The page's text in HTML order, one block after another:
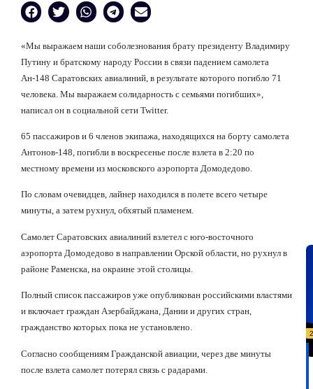
«Мы выражаем наши соболезнования брату президенту Владимиру
Путину и братскому народу России в связи падением самолета
Ан-148 Саратовских авиалиний, в результате которого погибло 71
человека. Мы выражаем солидарность с семьями погибших»,
написал он в социальной сети Twitter.
65 пассажиров и 6 членов экипажа, находящихся на борту самолета
Антонов-148, погибли в воскресенье после взлета в 2:20 по
местному времени из московского аэропорта Домодедово.
По словам очевидцев, лайнер находился в полете всего четыре
минуты, а затем рухнул, обхятый пламенем.
Самолет Саратовских авиалиний взлетел с юго-восточного
аэропорта Домодедово в направлении Орской области, но рухнул в
районе Раменска, на окраине этой столицы.
Полный список пассажиров уже опубликован российскими властями
и включает граждан Азербайджана, Дании и других стран,
гражданство которых пока не установлено.
Согласно сообщениям Гражданской авиации , через две минуты
после взлета самолет потерял связь с радарами.